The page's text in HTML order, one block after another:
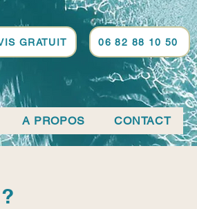
A PROPOS CONTACT
GRATUIT 06 82 88 10 50